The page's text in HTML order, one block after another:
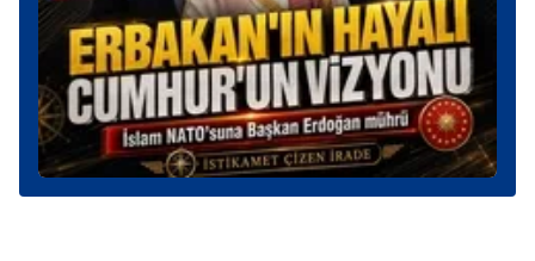
kılınması ve kişiselleştirilmesi ve sizlere yönelik
reklam/pazarlama faaliyetlerinin yapılması, amaçlarıyla
sınırlı olarak açık rızanız dahilinde kullanılacaktır.
Çerezlere ilişkin tercihlerinizi aşağıda yer alan panel
vasıtasıyla belirleyebilirsiniz. Çerezlere ilişkin detaylı bilgi
için Ayarlar butonuna tıklayabilir,Çerez Bilgilendirme